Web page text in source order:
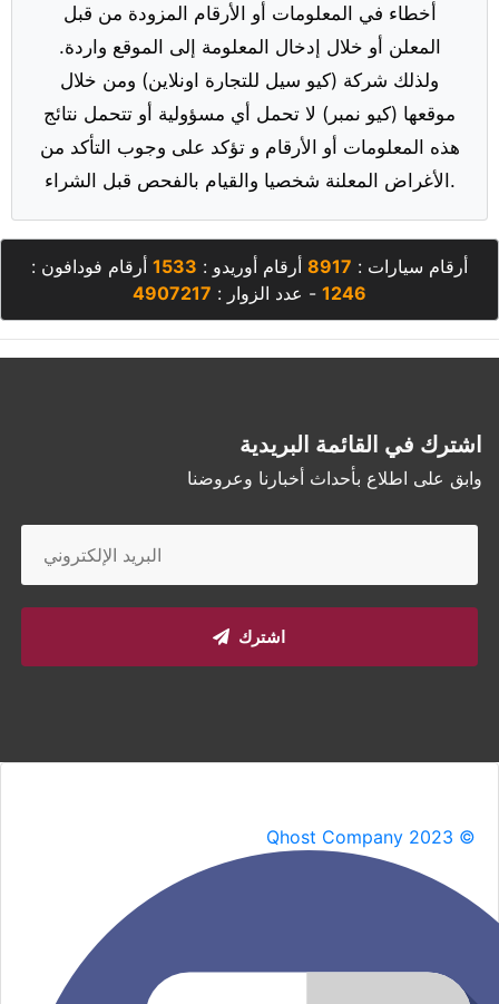
أخطاء في المعلومات أو الأرقام المزودة من قبل
المعلن أو خلال إدخال المعلومة إلى الموقع واردة.
ولذلك شركة (كيو سيل للتجارة اونلاين) ومن خلال
موقعها (كيو نمبر) لا تحمل أي مسؤولية أو تتحمل نتائج
هذه المعلومات أو الأرقام و تؤكد على وجوب التأكد من
الأغراض المعلنة شخصيا والقيام بالفحص قبل الشراء.
أرقام سيارات : 8917 أرقام أوريدو : 1533 أرقام فودافون :
1246 - عدد الزوار : 4907217
اشترك في القائمة البريدية
وابق على اطلاع بأحداث أخبارنا وعروضنا
اشترك
Qhost Company 2023 ©